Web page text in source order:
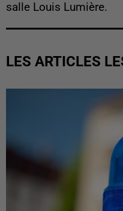
salle Louis Lumière.
LES ARTICLES